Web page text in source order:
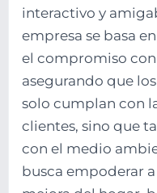
interactivo y
empresa se basa
el compromiso
asegurando que
solo cumplan con
clientes, sino que
con el medio
busca empoderar